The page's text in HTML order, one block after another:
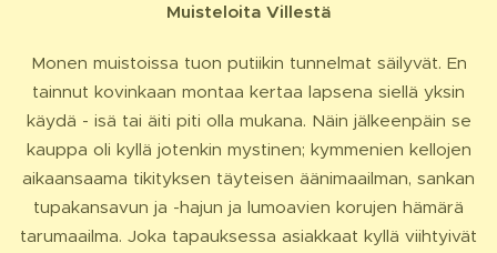
Muisteloita Villestä
Monen muistoissa tuon putiikin tunnelmat säilyvät. En
tainnut kovinkaan montaa kertaa lapsena siellä yksin
käydä - isä tai äiti piti olla mukana. Näin jälkeenpäin se
kauppa oli kyllä jotenkin mystinen; kymmenien kellojen
aikaansaama tikityksen täyteisen äänimaailman, sankan
tupakansavun ja -hajun ja lumoavien korujen hämärä
tarumaailma. Joka tapauksessa asiakkaat kyllä viihtyivät